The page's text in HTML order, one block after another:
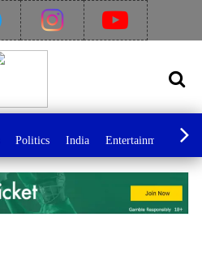
Politics India Entertainment